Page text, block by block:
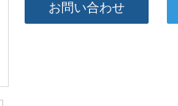
お問い合わせ